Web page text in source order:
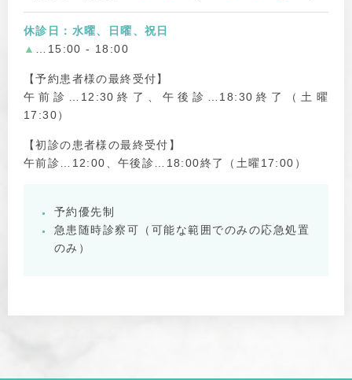
休診日：水曜、日曜、祝日
▲
…15:00 - 18:00
【予約患者様の最終受付】
午前診…12:30終了、午後診…18:30終了（土曜
17:30）
【初診の患者様の最終受付】
午前診…12:00、午後診…18:00終了（土曜17:00）
予約優先制
急患随時診察可（可能な範囲でのみの応急処置
のみ）